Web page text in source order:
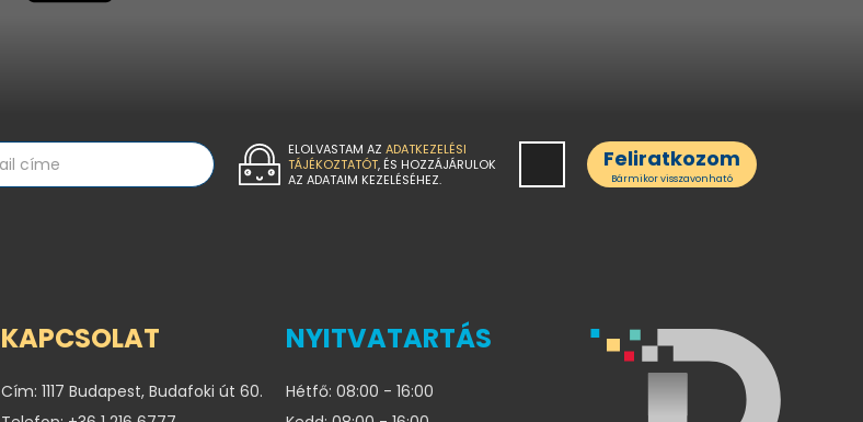
ELOLVASTAM AZ ADATKEZELÉSI
TÁJÉKOZTATÓT, ÉS HOZZÁJÁRULOK
AZ ADATAIM KEZELÉSÉHEZ.
Feliratkozom
Bármikor visszavonható
KAPCSOLAT
Cím: 1117 Budapest, Budafoki út 60.
NYITVATARTÁS
Hétfő: 08:00 - 16:00